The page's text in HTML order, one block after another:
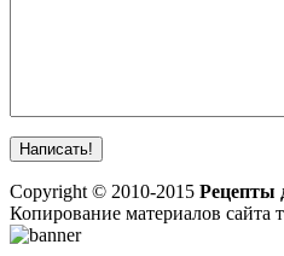
Copyright © 2010-2015 Рецепты
Копирование материалов сайта